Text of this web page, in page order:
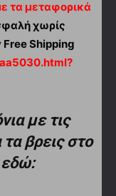
τα μεταφορικά
χωρίς
Shipping
με τις
βρεις στο
εδώ: